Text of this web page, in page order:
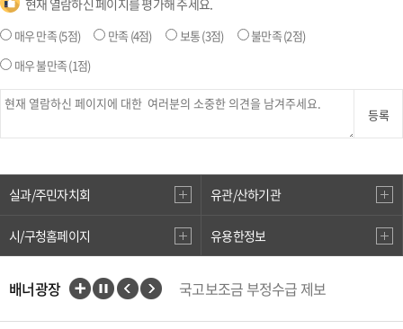
현재 열람하신 페이지를 평가해 주세요.
매우 만족(5점) 만족 (4점) 보통(3점) 불만족(2점)
매우 불만족(1점)
등록
실과/주민자치회 유관/산하기관
시/구청홈페이지 유용한정보
배너광장
국고보조금 부정수급 제보